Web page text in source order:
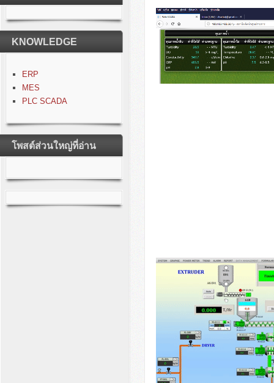
KNOWLEDGE
ERP
MES
PLC SCADA
โพสต์ส่วนใหญ่ที่อ่าน